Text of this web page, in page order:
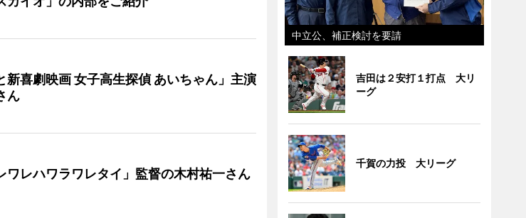
新喜劇映画 女子高生探偵 あいちゃん」主演
ん
ワレハワラワレタイ」監督の木村祐一さん
中立公、補正検討を要請
吉田は２安打１打点 大リ
ーグ
千賀の力投 大リーグ